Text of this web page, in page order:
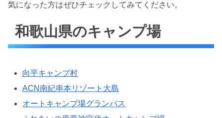
気になった方はぜひチェックしてみてください。
和歌山県のキャンプ場
向平キャンプ村
ACN南紀串本リゾート大島
オートキャンプ場グランパス